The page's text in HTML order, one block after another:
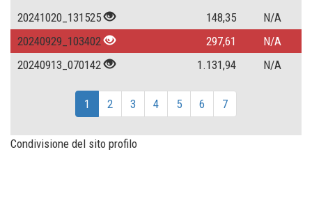
20241020_131525
148,35
N/A
20240929_103402
297,61
N/A
20240913_070142
1.131,94 N/A
1 2 3 4 5 6 7
Condivisione del sito profilo